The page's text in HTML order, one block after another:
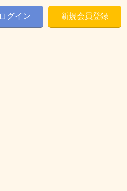
ログイン 新規会員登録